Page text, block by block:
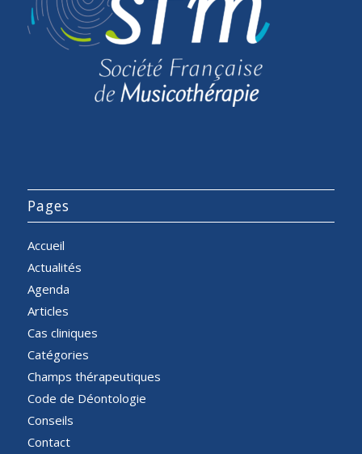
Pages
Accueil
Actualités
Agenda
Articles
Cas cliniques
Catégories
Champs thérapeutiques
Code de Déontologie
Conseils
Contact